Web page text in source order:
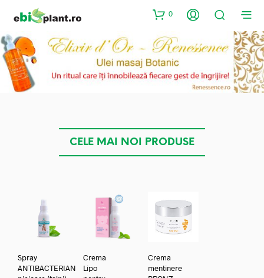
0
CELE MAI NOI PRODUSE
Spray
ANTIBACTERIAN
Crema
Lipo
Crema
mentinere